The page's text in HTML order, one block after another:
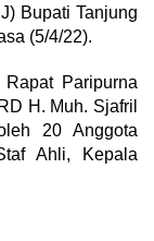
Bupati Tanjung
(5/4/22).
Paripurna
H. Muh. Sjafril
20 Anggota
Ahli, Kepala